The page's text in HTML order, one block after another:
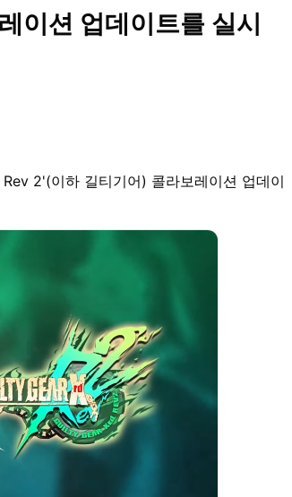
이션 업데이트를 실시
2'(이하 길티기어) 콜라보레이션 업데이